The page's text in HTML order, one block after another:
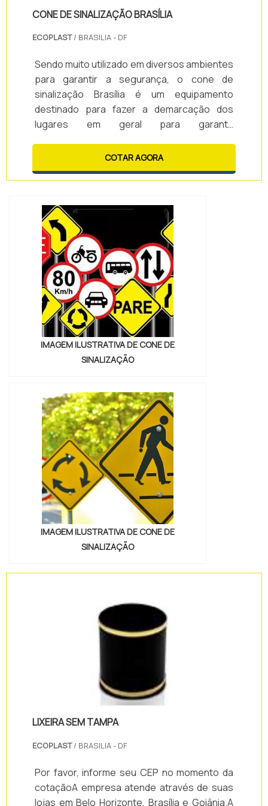
CONE DE SINALIZAÇÃO BRASÍLIA
ECOPLAST/ BRASILIA - DF
Sendo muito utilizado em diversos ambientes
para garantir a segurança, o cone de
sinalização Brasília é um equipamento
destinado para fazer a demarcação dos
lugares em geral para garantir
respeito do cone de sinalizaçãoEm geral, os
cones de sinalização podem ser
encontrados em cores chamativas como
disso, eles podem ser utilizado para
demarcar facilitar a identi...
COTAR AGORA
IMAGEM ILUSTRATIVA DE CONE DE
SINALIZAÇÃO
IMAGEM ILUSTRATIVA DE CONE DE
SINALIZAÇÃO
LIXEIRA SEM TAMPA
ECOPLAST/ BRASILIA - DF
Por favor, informe seu CEP no momento da
cotaçãoA empresa atende através de suas
lojas em Belo Horizonte, Brasília e Goiânia.A